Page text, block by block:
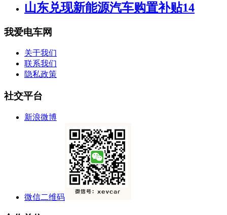
山东兑现新能源汽车购置补贴14
我爱电车网
关于我们
联系我们
隐私政策
社交平台
新浪微博
微信二维码